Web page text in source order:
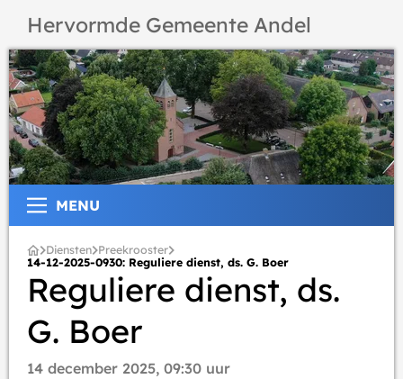
Hervormde Gemeente Andel
MENU
Diensten Preekrooster
14-12-2025-0930: Reguliere dienst, ds. G. Boer
Reguliere dienst, ds.
G. Boer
14 december 2025, 09:30 uur